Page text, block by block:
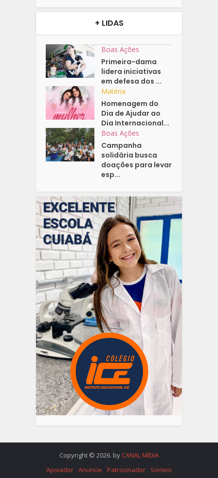
+ LIDAS
Boas Ações
Primeira-dama
lidera iniciativas
em defesa dos ...
Matéria
Homenagem do
Dia de Ajudar ao
Dia Internacional...
Boas Ações
Campanha
solidária busca
doações para levar
esp...
Copyright © 2026. by CANAL MÍDIA
Apoiador Anuncie Patrocinador Sorteio